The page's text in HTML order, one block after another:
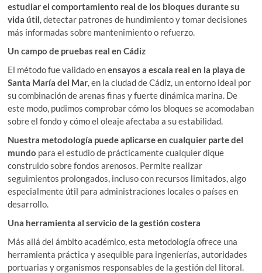
estudiar el comportamiento real de los bloques durante su
vida útil, detectar patrones de hundimiento y tomar decisiones
más informadas sobre mantenimiento o refuerzo.
Un campo de pruebas real en Cádiz
El método fue validado enensayos a escala real en la playa de
Santa María del Mar, en la ciudad de Cádiz, un entorno ideal por
su combinación de arenas finas y fuerte dinámica marina. De
este modo, pudimos comprobar cómo los bloques se acomodaban
sobre el fondo y cómo el oleaje afectaba a su estabilidad.
Nuestra metodología puede aplicarse en cualquier parte del
mundo para el estudio de prácticamente cualquier dique
construido sobre fondos arenosos. Permite realizar
seguimientos prolongados, incluso con recursos limitados, algo
especialmente útil para administraciones locales o países en
desarrollo.
Una herramienta al servicio de la gestión costera
Más allá del ámbito académico, esta metodología ofrece una
herramienta práctica y asequible para ingenierías, autoridades
portuarias y organismos responsables de la gestión del litoral.